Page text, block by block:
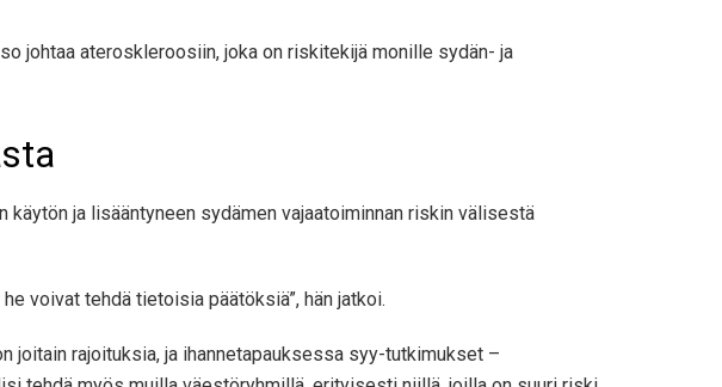
johtaa ateroskleroosiin, joka on riskitekijä monille sydän- ja
ja lisääntyneen sydämen vajaatoiminnan riskin välisestä
voivat tehdä tietoisia päätöksiä”, hän jatkoi.
joitain rajoituksia, ja ihannetapauksessa syy-tutkimukset –